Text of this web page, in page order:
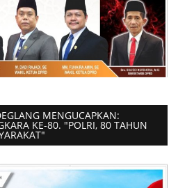
MENGUCAPKAN:
KE-80. "POLRI, 80 TAHUN